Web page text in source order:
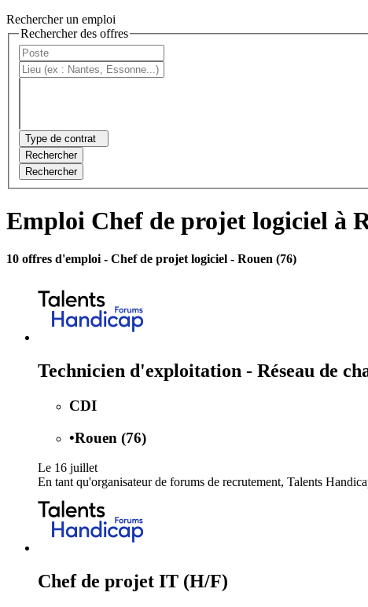
Rechercher un emploi
Rechercher des offres
Type de contrat
Rechercher
Rechercher
Emploi Chef de projet logiciel à
10 offres d'emploi - Chef de projet logiciel - Rouen (76)
Technicien d'exploitation - Réseau de
CDI
•Rouen (76)
Le 16 juillet
En tant qu'organisateur de forums de recrutement, Talents
Chef de projet IT (H/F)